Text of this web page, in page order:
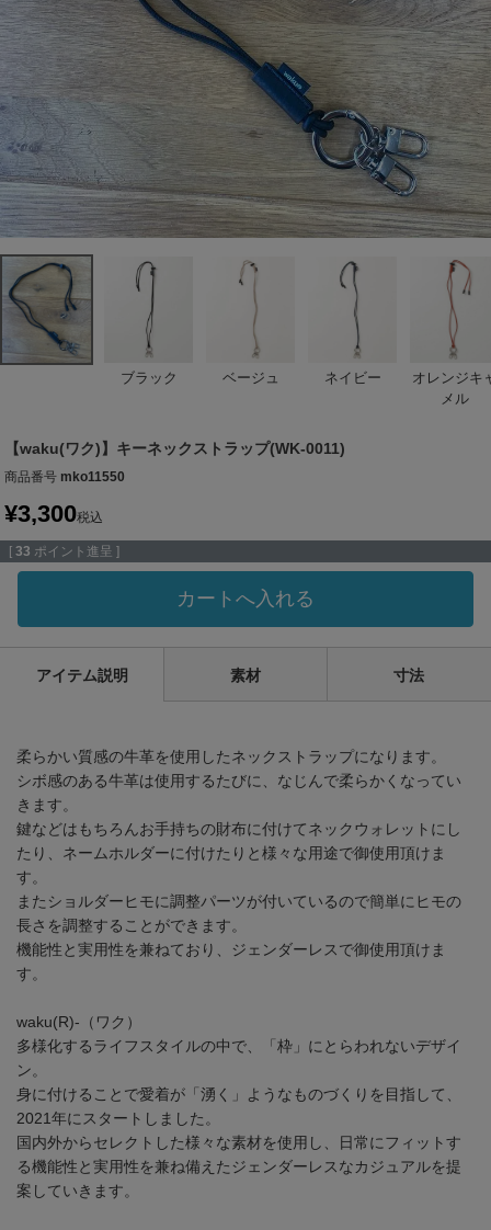
ブラック ベージュ ネイビー
オレンジキ
メル
【waku(ワク)】キーネックストラップ(WK-0011)
商品番号 mko11550
¥3,300税込
[ 33 ポイント進呈 ]
カートへ入れる
アイテム説明 素材 寸法
柔らかい質感の牛革を使用したネックストラップになります。
シボ感のある牛革は使用するたびに、なじんで柔らかくなってい
きます。
鍵などはもちろんお手持ちの財布に付けてネックウォレットにし
たり、ネームホルダーに付けたりと様々な用途で御使用頂けま
す。
またショルダーヒモに調整パーツが付いているので簡単にヒモの
長さを調整することができます。
機能性と実用性を兼ねており、ジェンダーレスで御使用頂けま
す。
waku(R)-（ワク）
多様化するライフスタイルの中で、「枠」にとらわれないデザイ
ン。
身に付けることで愛着が「湧く」ようなものづくりを目指して、
2021年にスタートしました。
国内外からセレクトした様々な素材を使用し、日常にフィットす
る機能性と実用性を兼ね備えたジェンダーレスなカジュアルを提
案していきます。